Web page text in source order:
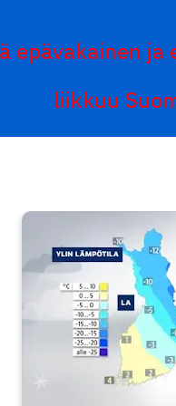
epävakainen
liikkuu